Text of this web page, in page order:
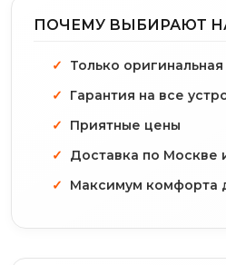
ПОЧЕМУ ВЫБИРАЮТ
Только оригинальная
Гарантия на все
Приятные цены
Доставка по Москве
Максимум комфорта